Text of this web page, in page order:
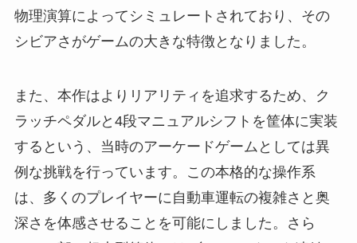
物理演算によってシミュレートされており、その
シビアさがゲームの大きな特徴となりました。
また、本作はよりリアリティを追求するため、ク
ラッチペダルと4段マニュアルシフトを筐体に実装
するという、当時のアーケードゲームとしては異
例な挑戦を行っています。この本格的な操作系
は、多くのプレイヤーに自動車運転の複雑さと奥
深さを体感させることを可能にしました。さら